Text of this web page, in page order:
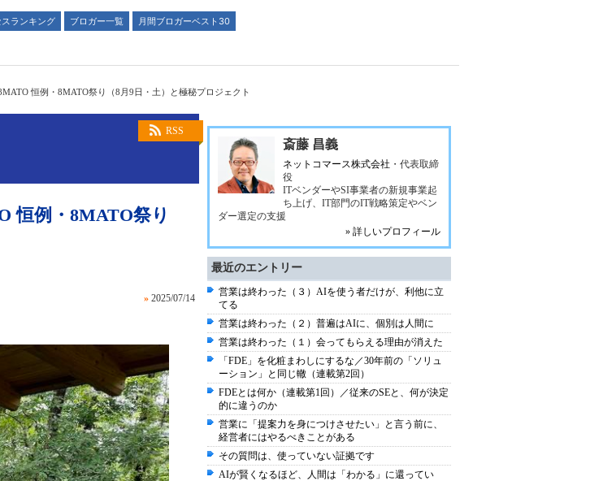
ランキング ブロガー一覧
月間ブロガーベスト30
恒例・8MATO祭り（8月9日・土）と極秘プロジェクト
RSS
恒例・8MATO祭り
» 2025/07/14
斎藤 昌義
ネットコマース株式会社 ・代表取締
役
ITベンダーやSI事業者の新規事業起
ち上げ、IT部門のIT戦略策定やベン
ダー選定の支援
» 詳しいプロフィール
最近のエントリー
営業は終わった（３）AIを使う者だけが、利他に立
てる
営業は終わった（２）普遍はAIに、個別は人間に
営業は終わった（１）会ってもらえる理由が消えた
「FDE」を化粧まわしにするな／30年前の「ソリュ
ーション」と同じ轍（連載第2回）
FDEとは何か（連載第1回）／従来のSEと、何が決定
的に違うのか
営業に「提案力を身につけさせたい」と言う前に、
経営者にはやるべきことがある
その質問は、使っていない証拠です
AIが賢くなるほど、人間は「わかる」に還ってい